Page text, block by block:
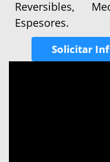
Reversibles,
Espesores.
Solicitar